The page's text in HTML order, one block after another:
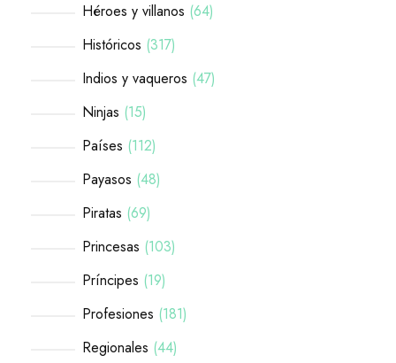
Héroes y villanos 64
Históricos 317
Indios y vaqueros 47
Ninjas 15
Países 112
Payasos 48
Piratas 69
Princesas 103
Príncipes 19
Profesiones 181
Regionales 44